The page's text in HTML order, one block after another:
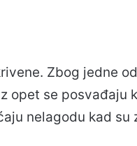
Zbog jedne
opet se posvađaju
nelagodu kad su